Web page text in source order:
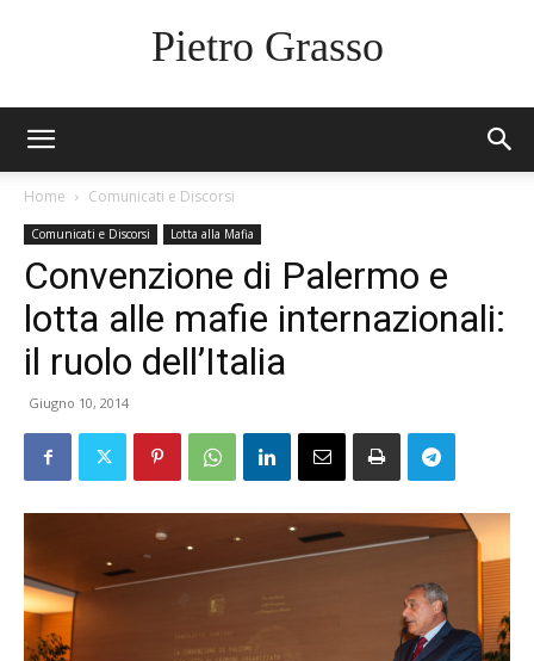
Pietro Grasso
Home Comunicati e Discorsi
Comunicati e Discorsi Lotta alla Mafia
Convenzione di Palermo e
lotta alle mafie internazionali:
il ruolo dell’Italia
Giugno 10, 2014